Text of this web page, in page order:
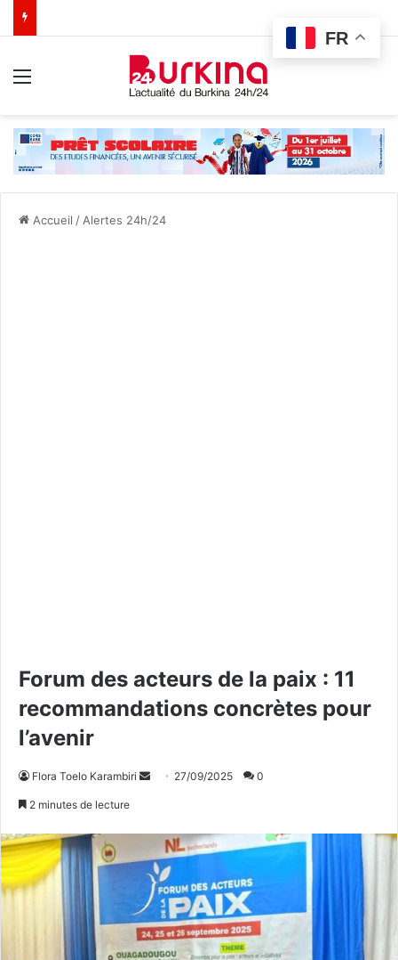
Accueil / Alertes 24h/24
Forum des acteurs de la paix : 11
recommandations concrètes pour
l’avenir
Flora Toelo Karambiri
y
e
r
u
27/09/2025 0
2 minutes de lecture
FR